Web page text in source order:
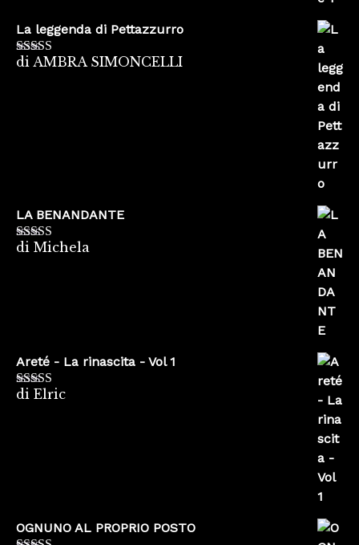
La leggenda di Pettazzurro
Valutato5su
di AMBRA SIMONCELLI
LA BENANDANTE
Valutato5su
di Michela
Areté - La rinascita - Vol 1
Valutato5
di Elric
OGNUNO AL PROPRIO POSTO